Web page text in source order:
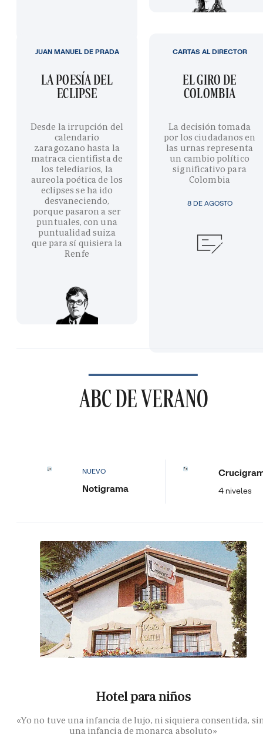
LA POESÍA DEL
ECLIPSE
Desde la irrupción del
calendario
zaragozano hasta la
matraca cientifista de
los telediarios, la
aureola poética de los
eclipses se ha ido
desvaneciendo,
porque pasaron a ser
puntuales, con una
puntualidad suiza
que para sí quisiera la
Renfe
JUAN MANUEL DE PRADA
8 DE AGOSTO
EL GIRO DE
COLOMBIA
La decisión tomada
por los ciudadanos en
las urnas representa
un cambio político
significativo para
Colombia
CARTAS AL DIRECTOR
ABC DE VERANO
NUEVO
Notigrama 4 niveles
Hotel para niños
«Yo no tuve una infancia de lujo, ni siquiera consentida,
una infancia de monarca absoluto»